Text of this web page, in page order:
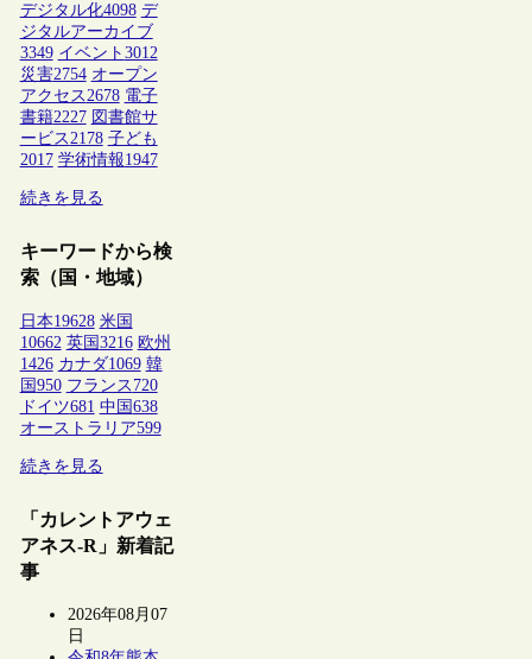
デジタル化4098 デ
ジタルアーカイブ
3349 イベント 3012
災害2754 オープン
アクセス2678 電子
書籍2227 図書館サ
ービス2178 子ども
2017 学術情報1947
続きを見る
キーワードから検
索（国・地域）
日本19628 米国
10662 英国3216 欧州
1426 カナダ1069 韓
国950 フランス 720
ドイツ681 中国638
オーストラリア599
続きを見る
「カレントアウェ
アネス-R」新着記
事
2026年08月07
日